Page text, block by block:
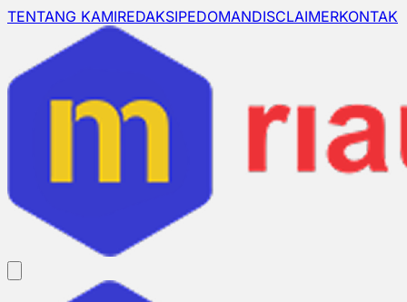
TENTANG KAMIREDAKSIPEDOMANDISCLAIMERKONTAK